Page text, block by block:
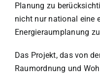
Planung zu
nicht nur national eine
Energieraumplanung
Das Projekt, das von
Raumordnung und